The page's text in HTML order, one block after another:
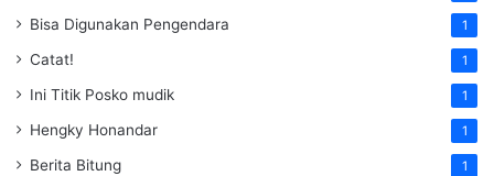
Bisa Digunakan Pengendara 1
Catat! 1
Ini Titik Posko mudik 1
Hengky Honandar 1
Berita Bitung 1